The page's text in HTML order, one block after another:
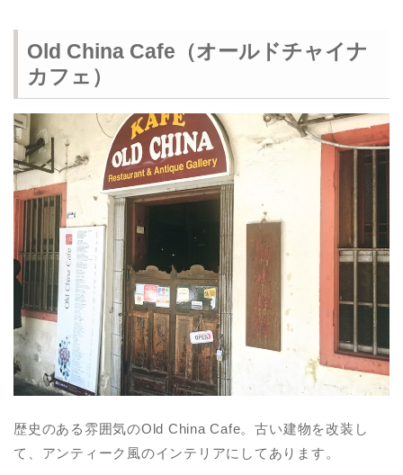
Old China Cafe（オールドチャイナ
カフェ）
歴史のある雰囲気のOld China Cafe。古い建物を改装し
て、アンティーク風のインテリアにしてあります。